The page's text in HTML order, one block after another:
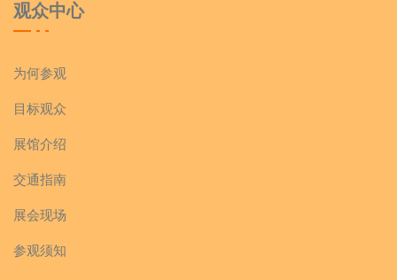
观众中心
为何参观
目标观众
展馆介绍
交通指南
展会现场
参观须知